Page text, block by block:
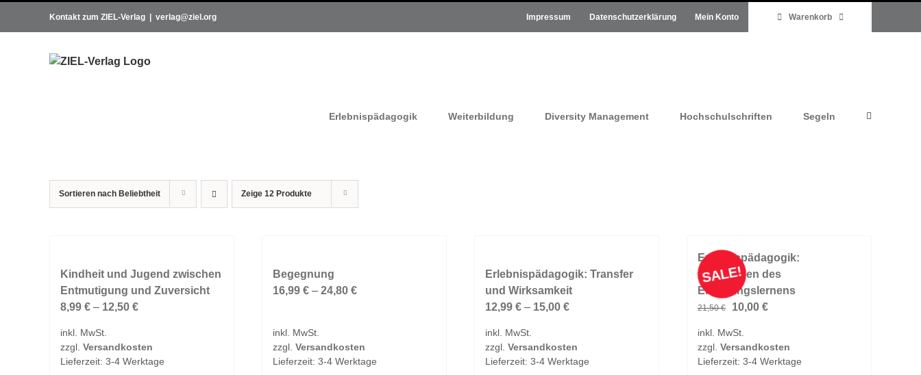
Kontakt zum ZIEL-Verlag verlag@ziel.org Impressum Datenschutzerklärung Mein Konto Warenkorb
Erlebnispädagogik Weiterbildung Diversity Management Hochschulschriften Segeln
Sortieren nach Beliebtheit Zeige 12 Produkte
Kindheit und Jugend zwischen
Entmutigung und Zuversicht
8,99 € – 12,50 €
inkl. MwSt.
zzgl. Versandkosten
Lieferzeit: 3-4 Werktage
Begegnung
16,99 € – 24,80 €
inkl. MwSt.
zzgl. Versandkosten
Lieferzeit: 3-4 Werktage
Erlebnispädagogik: Transfer
und Wirksamkeit
12,99 € – 15,00 €
inkl. MwSt.
zzgl. Versandkosten
Lieferzeit: 3-4 Werktage
SALE!
Erlebnispädagogik:
Grundlagen des
Erfahrungslernens
21,50€
Ursprünglicher
war:
21,50 €
10,00 €Aktueller
10,00 €.
inkl. MwSt.
zzgl. Versandkosten
Lieferzeit: 3-4 Werktage